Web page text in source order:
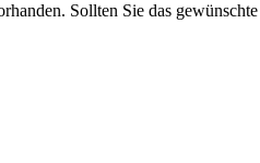
Sollten Sie das